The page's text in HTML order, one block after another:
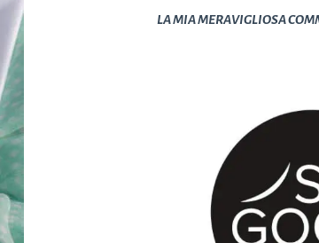
LA MIA MERAVIGLIOSA